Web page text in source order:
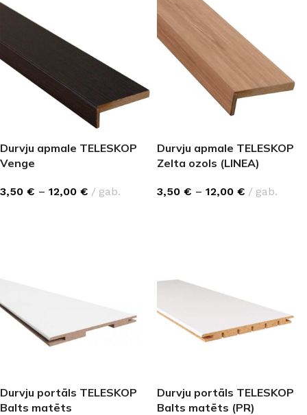
Durvju apmale TELESKOP
Venge
3,50 € – 12,00 € gab.
Durvju apmale TELESKOP
Zelta ozols (LINEA)
3,50 € – 12,00 € gab.
Durvju portāls TELESKOP
Balts matēts
Durvju portāls TELESKOP
Balts matēts (PR)